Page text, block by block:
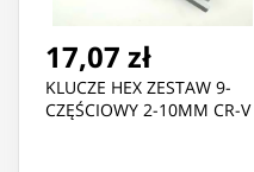
17,07 zł
KLUCZE HEX ZESTAW 9-
CZĘŚCIOWY 2-10MM CR-V